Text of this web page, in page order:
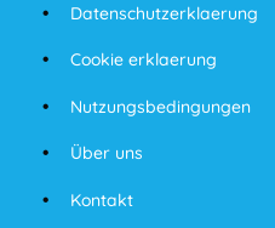
Datenschutzerklaerung
Cookie erklaerung
Nutzungsbedingungen
Über uns
Kontakt